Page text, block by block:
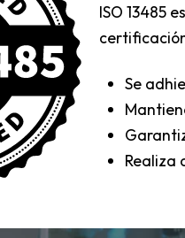
ISO 13485
Se
Realiza